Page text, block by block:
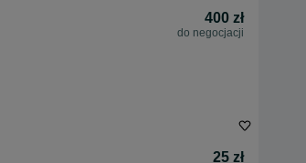
400 zł
do negocjacji
25 zł